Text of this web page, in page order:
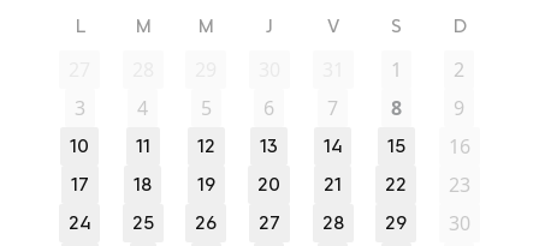
L M M J V S D
1
2
3
4 5 6 7 8 9
10 11 12 13 14 15 16
17 18 19 20 21 22 23
24 25 26 27 28 29 30